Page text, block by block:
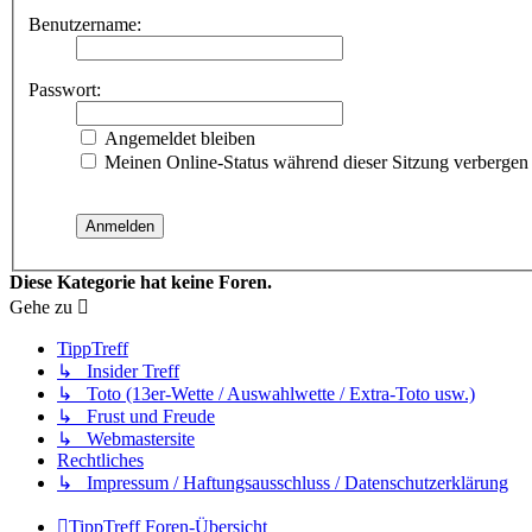
Benutzername:
Passwort:
Angemeldet bleiben
Meinen Online-Status während dieser Sitzung verbergen
Diese Kategorie hat keine Foren.
Gehe zu
TippTreff
↳ Insider Treff
↳ Toto (13er-Wette / Auswahlwette / Extra-Toto usw.)
↳ Frust und Freude
↳ Webmastersite
Rechtliches
↳ Impressum / Haftungsausschluss / Datenschutzerklärung
TippTreff Foren-Übersicht